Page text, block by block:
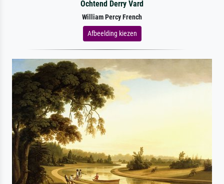
Ochtend Derry Vard
William Percy French
Afbeelding kiezen